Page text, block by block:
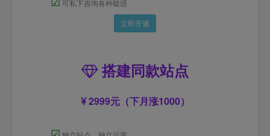
可私下咨询各种疑惑
立即开通
搭建同款站点
2999元（下月涨1000）